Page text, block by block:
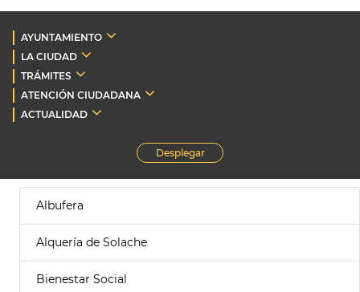
AYUNTAMIENTO
LA CIUDAD
TRÁMITES
ATENCIÓN CIUDADANA
ACTUALIDAD
Desplegar
Albufera
Alquería de Solache
Bienestar Social